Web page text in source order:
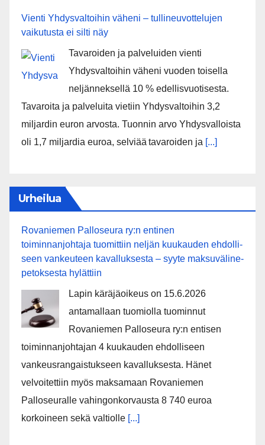
Vienti Yhdysvaltoihin väheni – tullineuvottelujen
vaikutusta ei silti näy
Tavaroiden ja palveluiden vienti
Yhdysvaltoihin väheni vuoden toisella
neljänneksellä 10 % edellisvuotisesta.
Tavaroita ja palveluita vietiin Yhdysvaltoihin 3,2
miljardin euron arvosta. Tuonnin arvo Yhdysvalloista
oli 1,7 miljardia euroa, selviää tavaroiden ja [...]
Urheilua
Rovaniemen Palloseura ry:n entinen
toiminnanjohtaja tuo­mit­tiin neljän kuu­kau­den eh­dol­li­
seen van­keu­teen ka­val­luk­ses­ta – syyte mak­su­vä­li­ne­
pe­tok­ses­ta hy­lät­tiin
Lapin käräjäoikeus on 15.6.2026
antamallaan tuomiolla tuominnut
Rovaniemen Palloseura ry:n entisen
toiminnanjohtajan 4 kuukauden ehdolliseen
vankeusrangaistukseen kavalluksesta. Hänet
velvoitettiin myös maksamaan Rovaniemen
Palloseuralle vahingonkorvausta 8 740 euroa
korkoineen sekä valtiolle [...]